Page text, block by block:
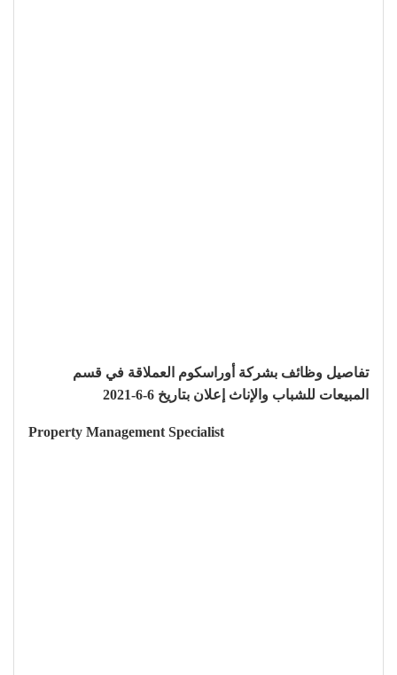
تفاصيل وظائف بشركة أوراسكوم العملاقة في قسم
المبيعات للشباب والإناث إعلان بتاريخ 6-6-2021
Property Management Specialist